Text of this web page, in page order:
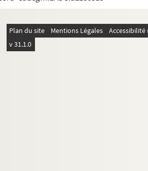
Plan du site Mentions Légales
v 31.1.0